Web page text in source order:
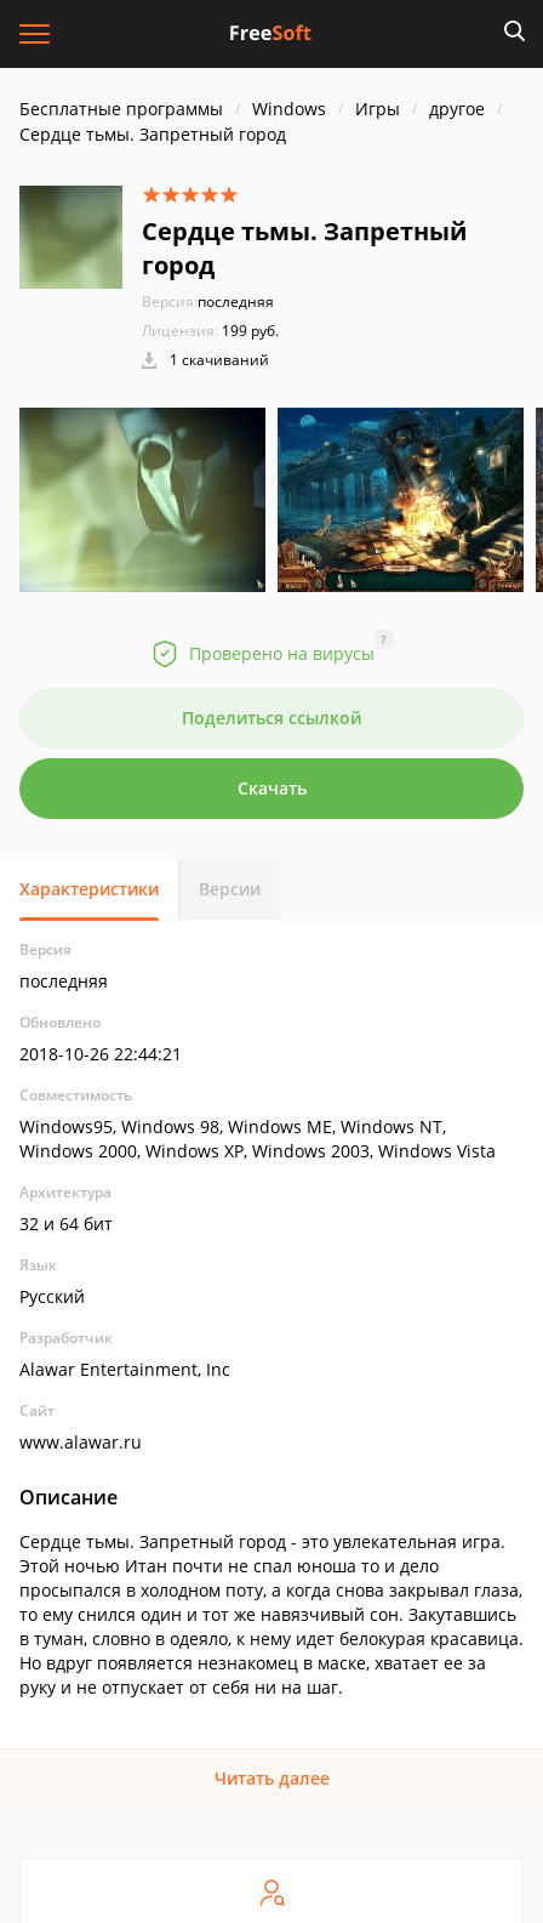
Бесплатные программы Windows Игры
другое
Сердце тьмы. Запретный город
Сердце тьмы. Запретный
город
Версия:последняя
Лицензия: 199 руб.
1 скачиваний
Проверено на вирусы
?
Поделиться ссылкой
Скачать
Характеристики Версии
Версия
последняя
Обновлено
2018-10-26 22:44:21
Совместимость
Windows95, Windows 98, Windows ME, Windows NT,
Windows 2000, Windows XP, Windows 2003, Windows Vista
Архитектура
32 и 64 бит
Язык
Русский
Разработчик
Alawar Entertainment, Inc
Сайт
www.alawar.ru
Описание
Сердце тьмы. Запретный город - это увлекательная игра.
Этой ночью Итан почти не спал юноша то и дело
просыпался в холодном поту, а когда снова закрывал глаза,
то ему снился один и тот же навязчивый сон. Закутавшись
в туман, словно в одеяло, к нему идет белокурая красавица.
Но вдруг появляется незнакомец в маске, хватает ее за
руку и не отпускает от себя ни на шаг.
Читать далее